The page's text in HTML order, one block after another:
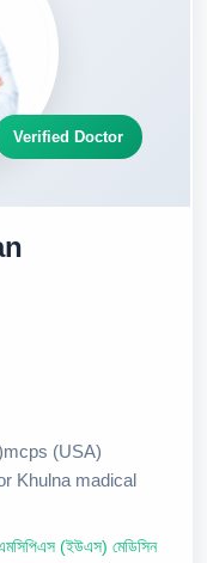
Verified Doctor
(USA)
Khulna madical
(ইউএস) মেডিসিন